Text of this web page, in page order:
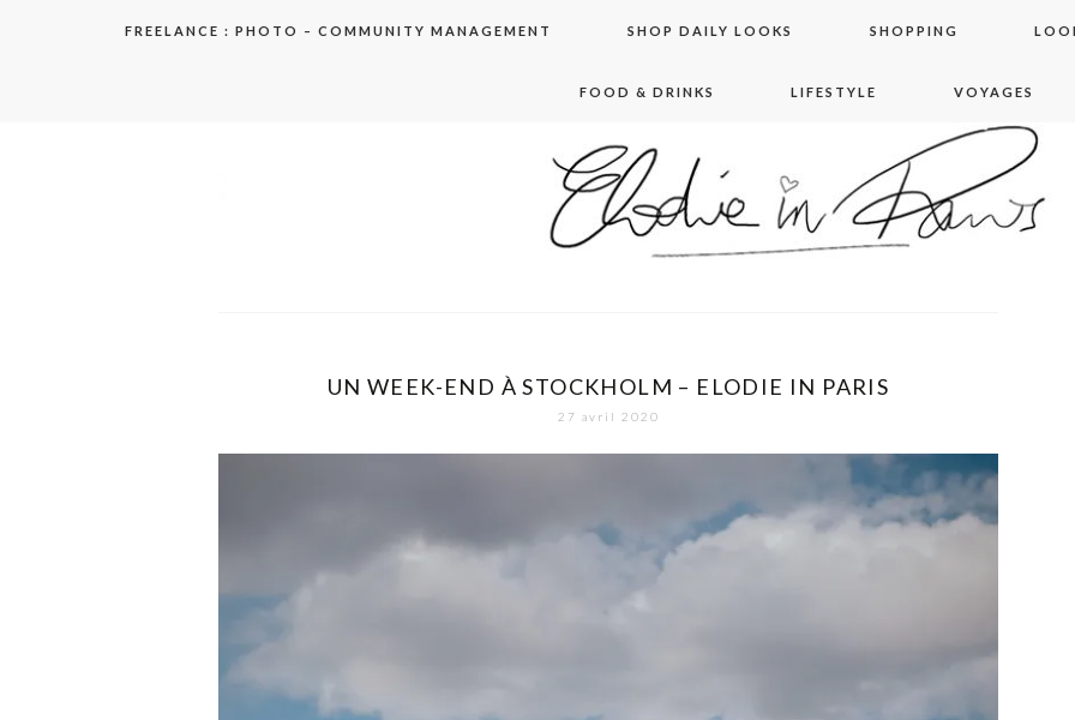
FREELANCE : PHOTO – COMMUNITY MANAGEMENT SHOP DAILY LOOKS SHOPPING
FOOD & DRINKS LIFESTYLE VOYAGES
elodie in paris
UN WEEK-END À STOCKHOLM – ELODIE IN PARIS
27 avril 2020